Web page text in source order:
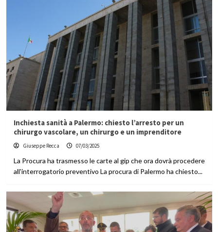
Inchiesta sanità a Palermo: chiesto l’arresto per un
chirurgo vascolare, un chirurgo e un imprenditore
Giuseppe Recca 07/03/2025
La Procura ha trasmesso le carte al gip che ora dovrà procedere
all'interrogatorio preventivo La procura di Palermo ha chiesto...